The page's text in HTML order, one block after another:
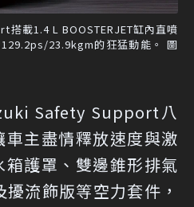
載1.4 L BOOSTERJET缸內直噴
23.9kgm的狂猛動能。 圖
Safety Support八
主盡情釋放速度與激
護罩、雙邊錐形排氣
流飾版等空力套件，